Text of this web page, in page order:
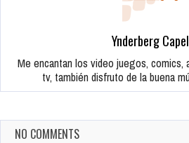
Ynderberg
Me encantan los video juegos, comics,
tv, también disfruto de la buena
NO COMMENTS